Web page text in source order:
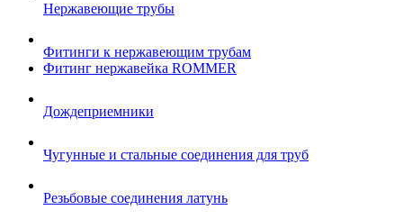
Нержавеющие трубы
Фитинги к нержавеющим трубам
Фитинг нержавейка ROMMER
Дождеприемники
Чугунные и стальные соединения для труб
Резьбовые соединения латунь